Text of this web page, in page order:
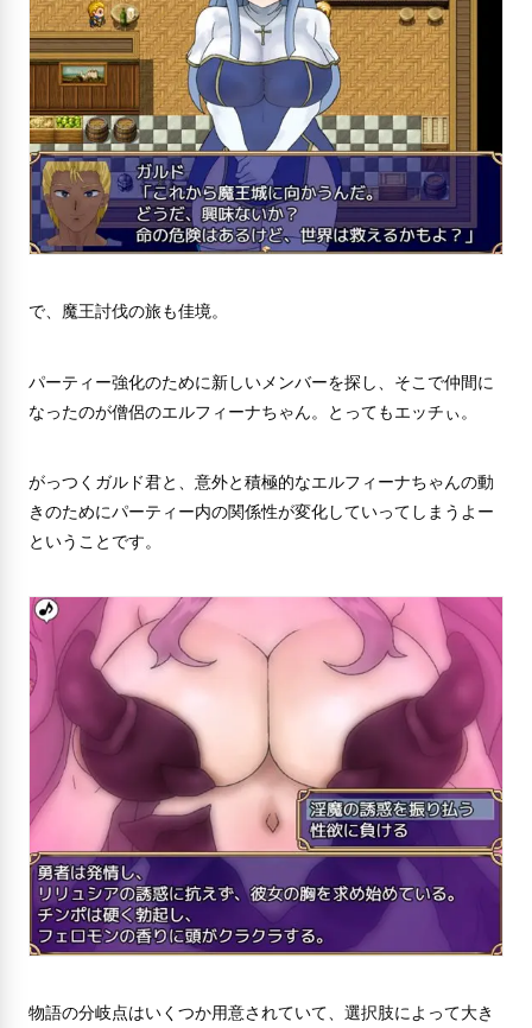
で、魔王討伐の旅も佳境。
パーティー強化のために新しいメンバーを探し、そこで仲間に
なったのが僧侶のエルフィーナちゃん。とってもエッチぃ。
がっつくガルド君と、意外と積極的なエルフィーナちゃんの動
きのためにパーティー内の関係性が変化していってしまうよー
ということです。
物語の分岐点はいくつか用意されていて、選択肢によって大き